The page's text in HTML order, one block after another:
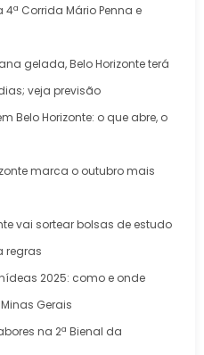
Corrida Mário Penna e
gelada, Belo Horizonte terá
veja previsão
Belo Horizonte: o que abre, o
marca o outubro mais
vai sortear bolsas de estudo
regras
2025: como e onde
Gerais
na 2ª Bienal da